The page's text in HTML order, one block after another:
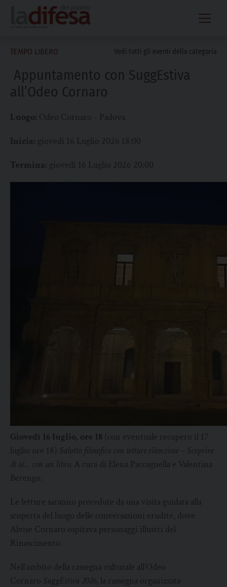
content
TEMPO LIBERO Vedi tutti gli eventi della categoria
Appuntamento con SuggEstiva
all’Odeo Cornaro
Luogo: Odeo Cornaro - Padova
Inizia: giovedì 16 Luglio 2026 18:00
Termina: giovedì 16 Luglio 2026 20:00
Giovedì 16 luglio, ore 18 (con eventuale recupero il 17
luglio ore 18) Salotto filosofico con letture silenziose – Scoprire
di sé… con un libro. A cura di Elena Paccagnella e Valentina
Berengo.
Le letture saranno precedute da una visita guidata alla
scoperta del luogo delle conversazioni erudite, dove
Alvise Cornaro ospitava personaggi illustri del
Rinascimento.
Nell’ambito della rassegna culturale all’Odeo
Cornaro SuggEstiva 2026, la rassegna organizzata